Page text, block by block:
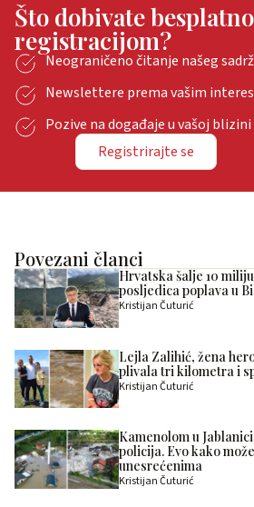
Što dobivate
registracijom?
Neograničeno čitanje našeg
Newslettere prema vašim
Pozive na događaje u vašoj blizini
Registrirajte se
Povezani članci
Hrvatska šalje 10
posljedica poplava u
Kristijan Čuturić
Lejla Zalihić, žena
plivala tri kilometra i
Kristijan Čuturić
Kamenolom u
policija. Evo kako
unesrećenima
Kristijan Čuturić